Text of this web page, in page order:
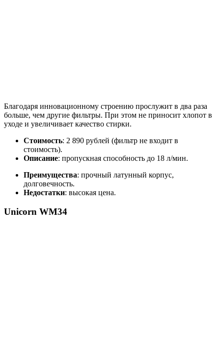
Благодаря инновационному строению прослужит в два раза
больше, чем другие фильтры. При этом не приносит хлопот в
уходе и увеличивает качество стирки.
Стоимость: 2 890 рублей (фильтр не входит в
стоимость).
Описание: пропускная способность до 18 л/мин.
Преимущества: прочный латунный корпус,
долговечность.
Недостатки: высокая цена.
Unicorn WM34